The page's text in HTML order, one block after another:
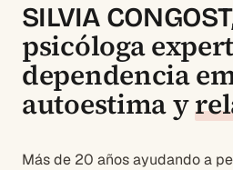
SILVIA
psicóloga
dependencia
autoestimay
Más de 20 años ayudando a